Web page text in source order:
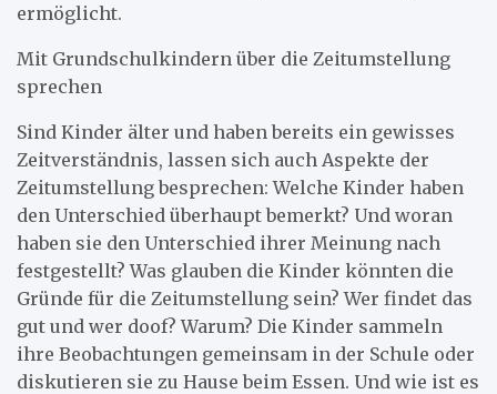
ermöglicht.
Mit Grundschulkindern über die Zeitumstellung
sprechen
Sind Kinder älter und haben bereits ein gewisses
Zeitverständnis, lassen sich auch Aspekte der
Zeitumstellung besprechen: Welche Kinder haben
den Unterschied überhaupt bemerkt? Und woran
haben sie den Unterschied ihrer Meinung nach
festgestellt? Was glauben die Kinder könnten die
Gründe für die Zeitumstellung sein? Wer findet das
gut und wer doof? Warum? Die Kinder sammeln
ihre Beobachtungen gemeinsam in der Schule oder
diskutieren sie zu Hause beim Essen. Und wie ist es